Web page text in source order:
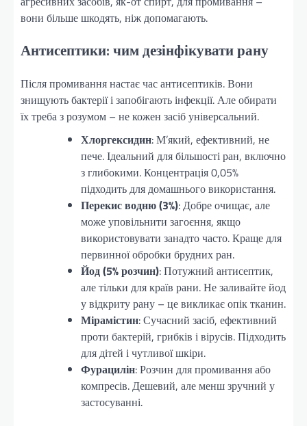
вони більше шкодять, ніж допомагають.
Антисептики: чим дезінфікувати рану
Після промивання настає час антисептиків. Вони
знищують бактерії і запобігають інфекції. Але обирати
їх треба з розумом – не кожен засіб універсальний.
Хлоргексидин: М’який, ефективний, не
пече. Ідеальний для більшості ран, включно
з глибокими. Концентрація 0,05%
підходить для домашнього використання.
Перекис водню (3%): Добре очищає, але
може уповільнити загоєння, якщо
використовувати занадто часто. Краще для
первинної обробки брудних ран.
Йод (5% розчин): Потужний антисептик,
але тільки для країв рани. Не заливайте йод
у відкриту рану – це викликає опік тканин.
Мірамістин: Сучасний засіб, ефективний
проти бактерій, грибків і вірусів. Підходить
для дітей і чутливої шкіри.
Фурацилін: Розчин для промивання або
компресів. Дешевий, але менш зручний у
застосуванні.